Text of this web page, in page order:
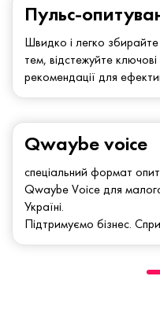
Qwaybe voice
спеціальний формат
Qwaybe Voice для
Україні.
Підтримуємо бізнес.
Пульс-
Швидко і легко
тем, відстежуйте
рекомендації для